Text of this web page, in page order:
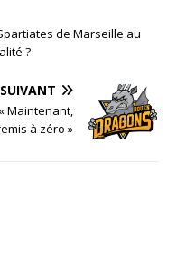
de Marseille au
?
SUIVANT
Maintenant,
à zéro »